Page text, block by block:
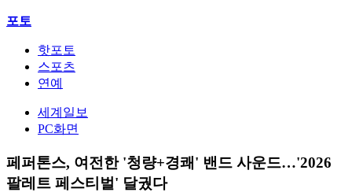
포토
핫포토
스포츠
연예
세계일보
PC화면
페퍼톤스, 여전한 '청량+경쾌' 밴드 사운드…'2026
팔레트 페스티벌' 달궜다